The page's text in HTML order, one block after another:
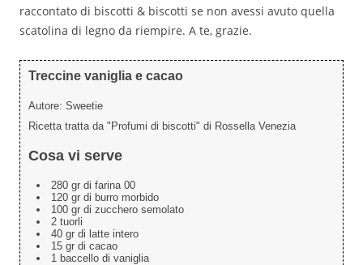
raccontato di biscotti & biscotti se non avessi avuto quella
scatolina di legno da riempire. A te, grazie.
Treccine vaniglia e cacao
Autore: Sweetie
Ricetta tratta da "Profumi di biscotti" di Rossella Venezia
Cosa vi serve
280 gr di farina 00
120 gr di burro morbido
100 gr di zucchero semolato
2 tuorli
40 gr di latte intero
15 gr di cacao
1 baccello di vaniglia